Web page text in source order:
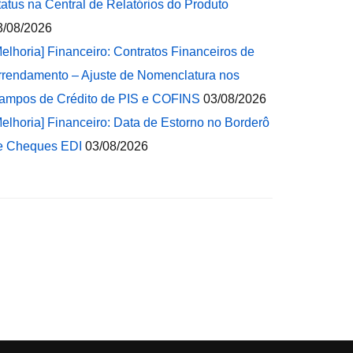
na Central de Relatórios do Produto
08/2026
Financeiro: Contratos Financeiros de
– Ajuste de Nomenclatura nos
de Crédito de PIS e COFINS 03/08/2026
Financeiro: Data de Estorno no Borderô
Cheques EDI 03/08/2026